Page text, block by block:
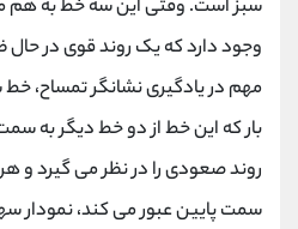
سبز است. وقتی این سه خط به هم
وجود دارد که یک روند قوی در حال
مهم در یادگیری نشانگر تمساح،
بار که این خط از دو خط دیگر به سمت
روند صعودی را در نظر می گیرد و
سمت پایین عبور می کند، نمودار